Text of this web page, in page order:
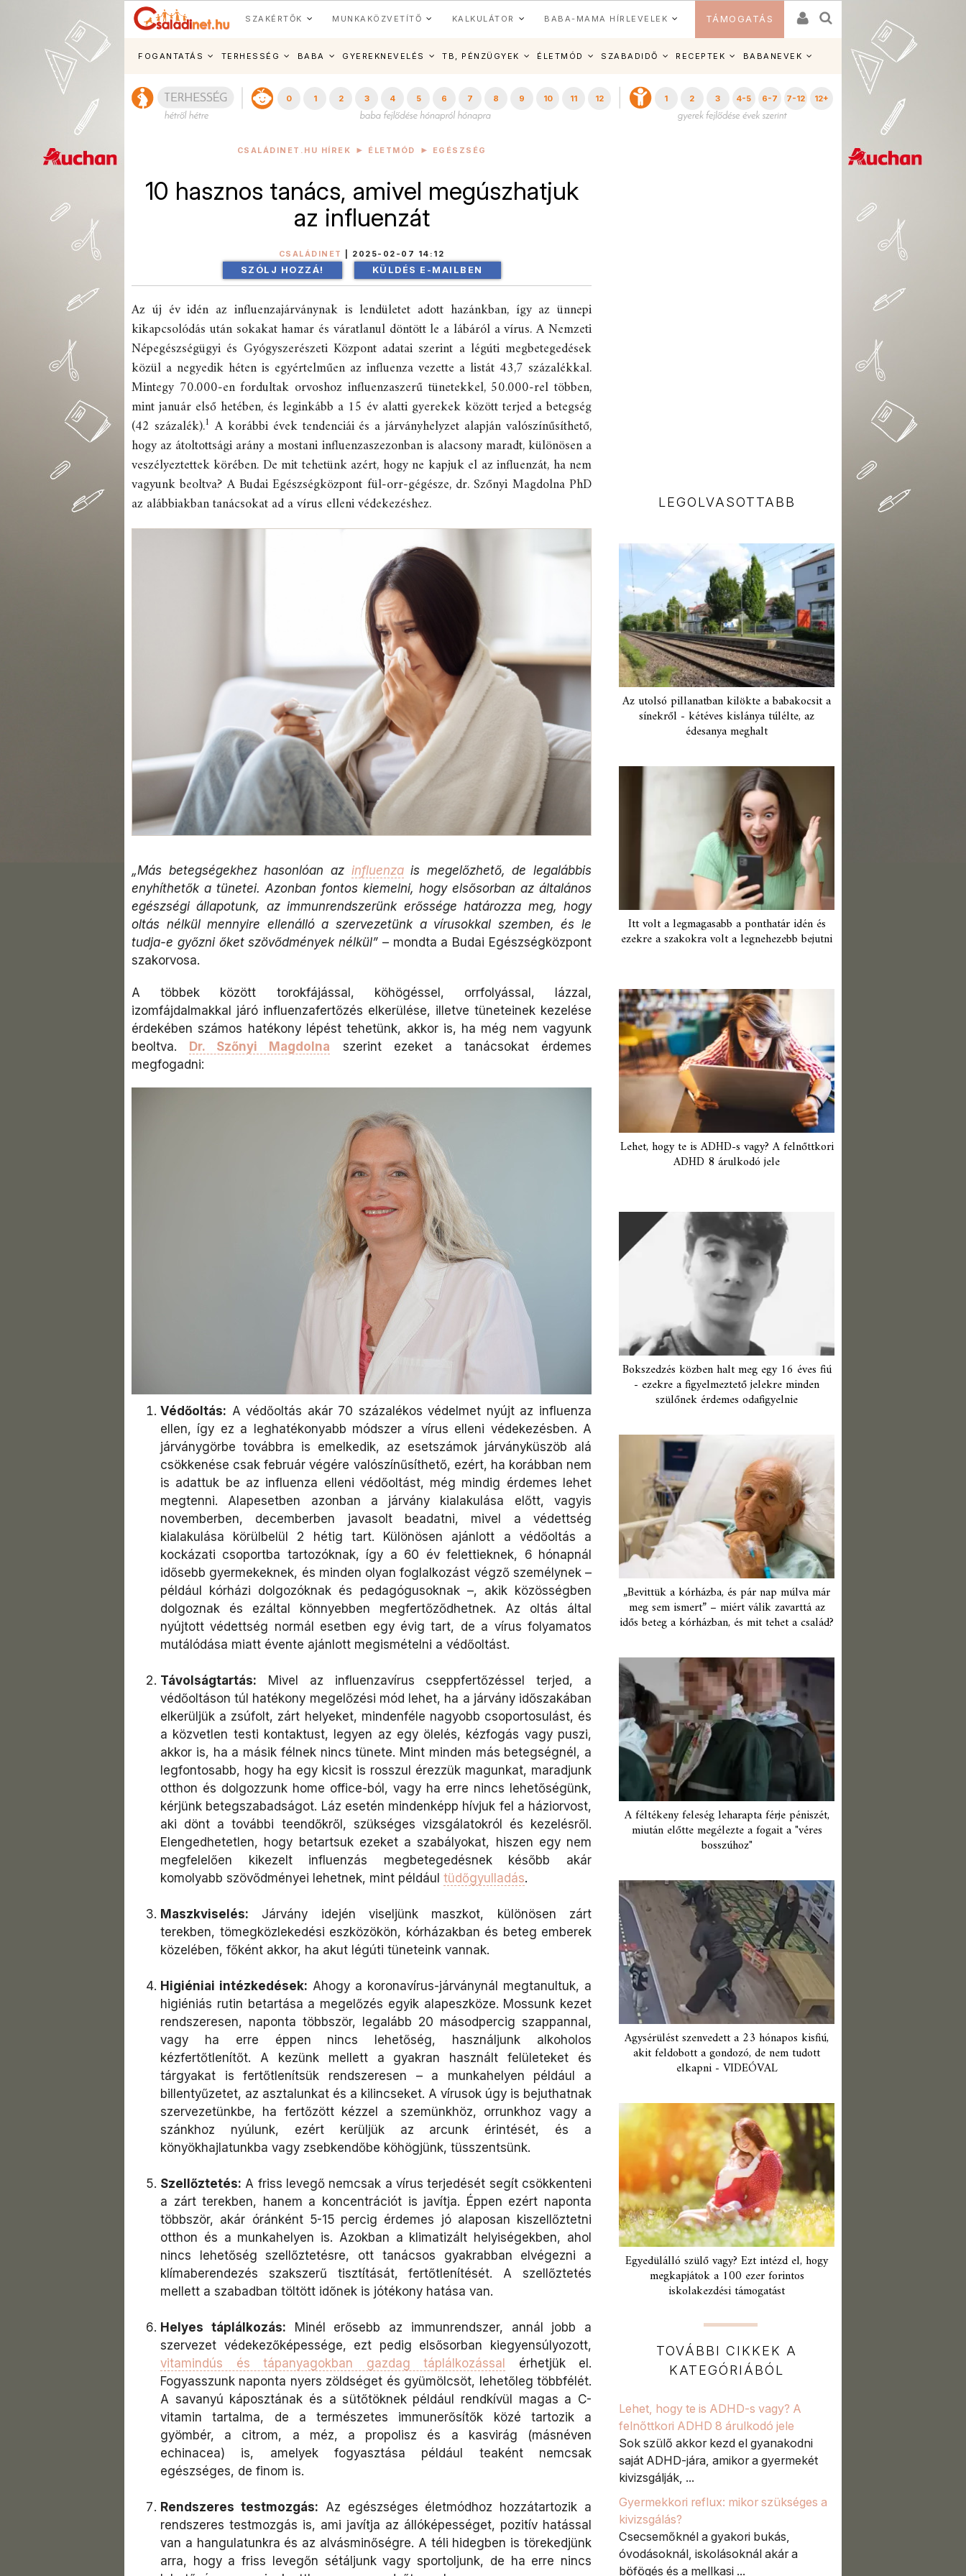
SZAKÉRTŐK MUNKAKÖZVETÍTŐ KALKULÁTOR BABA-MAMA HÍRLEVELEK TÁMOGATÁS
FOGANTATÁS TERHESSÉG BABA GYEREKNEVELÉS TB, PÉNZÜGYEK ÉLETMÓD SZABADIDŐ RECEPTEK BABANEVEK
0 1 2 3 4 5 6 7 8 9 10 11 12 1 2 3 4-5 6-7 7-12 12+
CSALÁDINET.HU HÍREK ÉLETMÓD EGÉSZSÉG
10 hasznos tanács, amivel megúszhatjuk
az influenzát
CSALÁDINET 2025-02-07 14:12
SZÓLJ HOZZÁ! KÜLDÉS E-MAILBEN
Az új év idén az influenzajárványnak is lendületet adott hazánkban, így az ünnepi
kikapcsolódás után sokakat hamar és váratlanul döntött le a lábáról a vírus. A Nemzeti
Népegészségügyi és Gyógyszerészeti Központ adatai szerint a légúti megbetegedések
közül a negyedik héten is egyértelműen az influenza vezette a listát 43,7 százalékkal.
Mintegy 70.000-en fordultak orvoshoz influenzaszerű tünetekkel, 50.000-rel többen,
mint január első hetében, és leginkább a 15 év alatti gyerekek között terjed a betegség
(42 százalék).1 A korábbi évek tendenciái és a járványhelyzet alapján valószínűsíthető,
hogy az átoltottsági arány a mostani influenzaszezonban is alacsony maradt, különösen a
veszélyeztettek körében. De mit tehetünk azért, hogy ne kapjuk el az influenzát, ha nem
vagyunk beoltva? A Budai Egészségközpont fül-orr-gégésze, dr. Szőnyi Magdolna PhD
az alábbiakban tanácsokat ad a vírus elleni védekezéshez.
„Más betegségekhez hasonlóan az influenzais megelőzhető, de legalábbis
enyhíthetők a tünetei. Azonban fontos kiemelni, hogy elsősorban az általános
egészségi állapotunk, az immunrendszerünk erőssége határozza meg, hogy
oltás nélkül mennyire ellenálló a szervezetünk a vírusokkal szemben, és le
tudja-e győzni őket szövődmények nélkül” – mondta a Budai Egészségközpont
szakorvosa.
A többek között torokfájással, köhögéssel, orrfolyással, lázzal,
izomfájdalmakkal járó influenzafertőzés elkerülése, illetve tüneteinek kezelése
érdekében számos hatékony lépést tehetünk, akkor is, ha még nem vagyunk
beoltva. Dr. Szőnyi Magdolna szerint ezeket a tanácsokat érdemes
megfogadni:
Védőoltás: A védőoltás akár 70 százalékos védelmet nyújt az influenza
ellen, így ez a leghatékonyabb módszer a vírus elleni védekezésben. A
járványgörbe továbbra is emelkedik, az esetszámok járványküszöb alá
csökkenése csak február végére valószínűsíthető, ezért, ha korábban nem
is adattuk be az influenza elleni védőoltást, még mindig érdemes lehet
megtenni. Alapesetben azonban a járvány kialakulása előtt, vagyis
novemberben, decemberben javasolt beadatni, mivel a védettség
kialakulása körülbelül 2 hétig tart. Különösen ajánlott a védőoltás a
kockázati csoportba tartozóknak, így a 60 év felettieknek, 6 hónapnál
idősebb gyermekeknek, és minden olyan foglalkozást végző személynek –
például kórházi dolgozóknak és pedagógusoknak –, akik közösségben
dolgoznak és ezáltal könnyebben megfertőződhetnek. Az oltás által
nyújtott védettség normál esetben egy évig tart, de a vírus folyamatos
mutálódása miatt évente ajánlott megismételni a védőoltást.
Távolságtartás: Mivel az influenzavírus cseppfertőzéssel terjed, a
védőoltáson túl hatékony megelőzési mód lehet, ha a járvány időszakában
elkerüljük a zsúfolt, zárt helyeket, mindenféle nagyobb csoportosulást, és
a közvetlen testi kontaktust, legyen az egy ölelés, kézfogás vagy puszi,
akkor is, ha a másik félnek nincs tünete. Mint minden más betegségnél, a
legfontosabb, hogy ha egy kicsit is rosszul érezzük magunkat, maradjunk
otthon és dolgozzunk home office-ból, vagy ha erre nincs lehetőségünk,
kérjünk betegszabadságot. Láz esetén mindenképp hívjuk fel a háziorvost,
aki dönt a további teendőkről, szükséges vizsgálatokról és kezelésről.
Elengedhetetlen, hogy betartsuk ezeket a szabályokat, hiszen egy nem
megfelelően kikezelt influenzás megbetegedésnek később akár
komolyabb szövődményei lehetnek, mint például tüdőgyulladás.
Maszkviselés: Járvány idején viseljünk maszkot, különösen zárt
terekben, tömegközlekedési eszközökön, kórházakban és beteg emberek
közelében, főként akkor, ha akut légúti tüneteink vannak.
Higiéniai intézkedések: Ahogy a koronavírus-járványnál megtanultuk, a
higiéniás rutin betartása a megelőzés egyik alapeszköze. Mossunk kezet
rendszeresen, naponta többször, legalább 20 másodpercig szappannal,
vagy ha erre éppen nincs lehetőség, használjunk alkoholos
kézfertőtlenítőt. A kezünk mellett a gyakran használt felületeket és
tárgyakat is fertőtlenítsük rendszeresen – a munkahelyen például a
billentyűzetet, az asztalunkat és a kilincseket. A vírusok úgy is bejuthatnak
szervezetünkbe, ha fertőzött kézzel a szemünkhöz, orrunkhoz vagy a
szánkhoz nyúlunk, ezért kerüljük az arcunk érintését, és a
könyökhajlatunkba vagy zsebkendőbe köhögjünk, tüsszentsünk.
Szellőztetés: A friss levegő nemcsak a vírus terjedését segít csökkenteni
a zárt terekben, hanem a koncentrációt is javítja. Éppen ezért naponta
többször, akár óránként 5-15 percig érdemes jó alaposan kiszellőztetni
otthon és a munkahelyen is. Azokban a klimatizált helyiségekben, ahol
nincs lehetőség szellőztetésre, ott tanácsos gyakrabban elvégezni a
klímaberendezés szakszerű tisztítását, fertőtlenítését. A szellőztetés
mellett a szabadban töltött időnek is jótékony hatása van.
Helyes táplálkozás: Minél erősebb az immunrendszer, annál jobb a
szervezet védekezőképessége, ezt pedig elsősorban kiegyensúlyozott,
vitamindús és tápanyagokban gazdag táplálkozással érhetjük el.
Fogyasszunk naponta nyers zöldséget és gyümölcsöt, lehetőleg többfélét.
A savanyú káposztának és a sütőtöknek például rendkívül magas a C-
vitamin tartalma, de a természetes immunerősítők közé tartozik a
gyömbér, a citrom, a méz, a propolisz és a kasvirág (másnéven
echinacea) is, amelyek fogyasztása például teaként nemcsak
egészséges, de finom is.
Rendszeres testmozgás: Az egészséges életmódhoz hozzátartozik a
rendszeres testmozgás is, ami javítja az állóképességet, pozitív hatással
van a hangulatunkra és az alvásminőségre. A téli hidegben is törekedjünk
arra, hogy a friss levegőn sétáljunk vagy sportoljunk, de ha erre nincs
LEGOLVASOTTABB
Az utolsó pillanatban kilökte a babakocsit a
sínekről - kétéves kislánya túlélte, az
édesanya meghalt
Itt volt a legmagasabb a ponthatár idén és
ezekre a szakokra volt a legnehezebb bejutni
Lehet, hogy te is ADHD-s vagy? A felnőttkori
ADHD 8 árulkodó jele
Bokszedzés közben halt meg egy 16 éves fiú
- ezekre a figyelmeztető jelekre minden
szülőnek érdemes odafigyelnie
„Bevittük a kórházba, és pár nap múlva már
meg sem ismert” – miért válik zavarttá az
idős beteg a kórházban, és mit tehet a család?
A féltékeny feleség leharapta férje péniszét,
miután előtte megélezte a fogait a "véres
bosszúhoz"
Agysérülést szenvedett a 23 hónapos kisfiú,
akit feldobott a gondozó, de nem tudott
elkapni - VIDEÓVAL
Egyedülálló szülő vagy? Ezt intézd el, hogy
megkapjátok a 100 ezer forintos
iskolakezdési támogatást
TOVÁBBI CIKKEK A
KATEGÓRIÁBÓL
Lehet, hogy te is ADHD-s vagy? A
felnőttkori ADHD 8 árulkodó jele
Sok szülő akkor kezd el gyanakodni
saját ADHD-jára, amikor a gyermekét
kivizsgálják, ...
Gyermekkori reflux: mikor szükséges a
kivizsgálás?
Csecsemőknél a gyakori bukás,
óvodásoknál, iskolásoknál akár a
böfögés és a mellkasi ...